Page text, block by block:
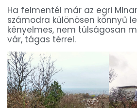
Ha felmentél már az egri
számodra különösen könnyű
kényelmes, nem túlságosan
vár, tágas térrel.